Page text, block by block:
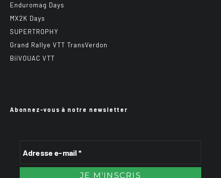
Enduromag Days
MX2K Days
SUPERTROPHY
Grand Rallye VTT TransVerdon
BiiVOUAC VTT
Abonnez-vous à notre newsletter